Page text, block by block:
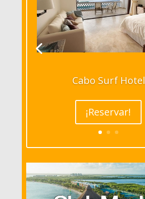
Cabo Surf Hotel
¡Reservar!